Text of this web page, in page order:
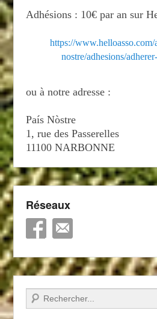
Adhésions : 10€ par an sur
https://www.helloasso.com/
nostre/adhesions/
ou à notre adresse :
País Nòstre
1, rue des Passerelles
11100 NARBONNE
Réseaux
Recherche